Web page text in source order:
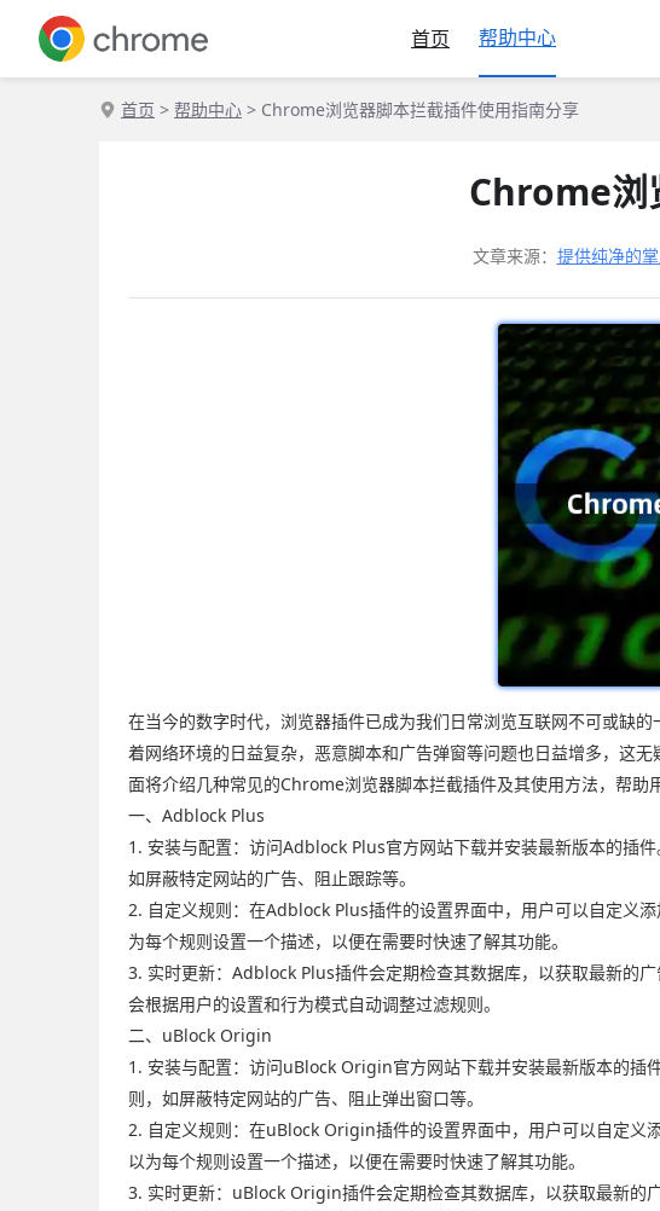
首页 帮助中心
首页 > 帮助中心 > Chrome浏览器脚本拦截插件使用指南分享
Chrome浏
文章来源： 提供纯净的
在当今的数字时代，浏览器插件已成为我们日常浏览互联网不可或缺
着网络环境的日益复杂，恶意脚本和广告弹窗等问题也日益增多，这
面将介绍几种常见的Chrome浏览器脚本拦截插件及其使用方法，帮助
一、Adblock Plus
1. 安装与配置：访问Adblock Plus官方网站下载并安装最新版本的插
如屏蔽特定网站的广告、阻止跟踪等。
2. 自定义规则：在Adblock Plus插件的设置界面中，用户可以自定义
为每个规则设置一个描述，以便在需要时快速了解其功能。
3. 实时更新：Adblock Plus插件会定期检查其数据库，以获取最新的
会根据用户的设置和行为模式自动调整过滤规则。
二、uBlock Origin
1. 安装与配置：访问uBlock Origin官方网站下载并安装最新版本的
则，如屏蔽特定网站的广告、阻止弹出窗口等。
2. 自定义规则：在uBlock Origin插件的设置界面中，用户可以自定义
以为每个规则设置一个描述，以便在需要时快速了解其功能。
3. 实时更新：uBlock Origin插件会定期检查其数据库，以获取最新的